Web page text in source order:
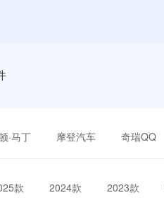
·马丁 摩登汽车 奇瑞QQ
款 2024款 2023款